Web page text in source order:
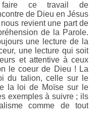
faire ce travail de
de Dieu en Jésus
revient une part de
de la Parole.
une lecture de la
une lecture qui soit
et attentive à ceux
le coeur de Dieu ! La
du talion, celle sur le
la loi de Moïse sur le
exemples à suivre ; ils
comme de tout